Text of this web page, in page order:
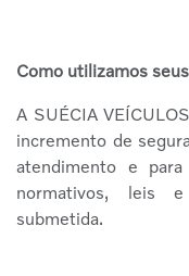
Como utilizamos
A SUÉCIA
incremento de
atendimento e
normativos, leis
submetida.